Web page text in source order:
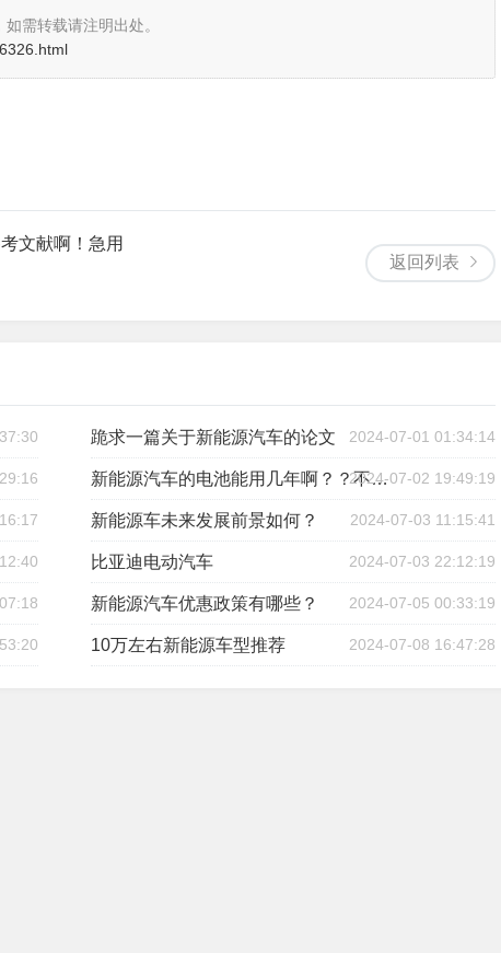
如需转载请注明出处。
返回列表
文献啊！急用
跪求一篇关于新能源汽车的论文 2024-07-01 01:34:14
新能源汽车的电池能用几年啊？？不需要一年一换吧？？电池贵不贵啊？？
2024-07-02 19:49:19
新能源车未来发展前景如何？ 2024-07-03 11:15:41
比亚迪电动汽车 2024-07-03 22:12:19
新能源汽车优惠政策有哪些？ 2024-07-05 00:33:19
10万左右新能源车型推荐 2024-07-08 16:47:28